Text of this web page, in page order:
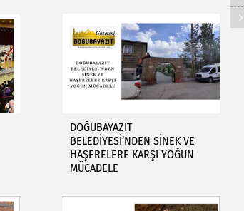
DOĞUBAYAZIT
BELEDİYESİ’NDEN SİNEK VE
HAŞERELERE KARŞI YOĞUN
MÜCADELE